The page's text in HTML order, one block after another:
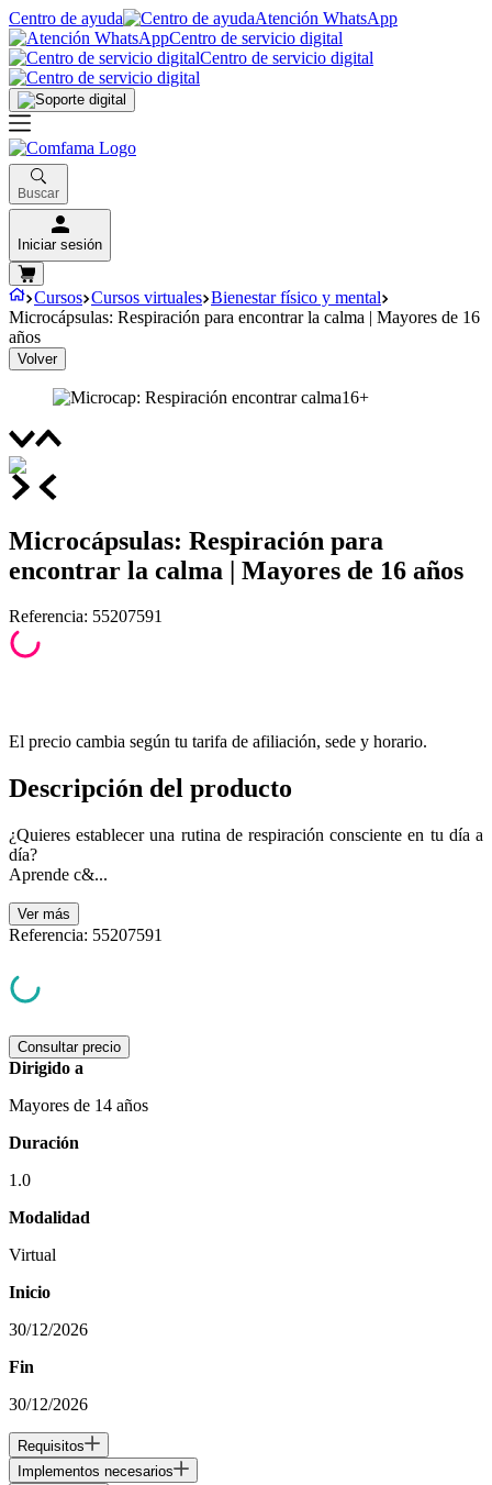
Centro de ayuda
Atención WhatsApp
Centro de servicio digital
Centro de servicio digital
Buscar
Iniciar sesión
Cursos Cursos virtuales Bienestar físico y mental
Microcápsulas: Respiración para encontrar la calma | Mayores de 16
años
Volver
Microcápsulas: Respiración para
encontrar la calma | Mayores de 16 años
Referencia: 55207591
El precio cambia según tu tarifa de afiliación, sede y horario.
Descripción del producto
¿Quieres establecer una rutina de respiración consciente en tu día a
día?
Aprende c&...
Ver más
Referencia: 55207591
Consultar precio
Dirigido a
Mayores de 14 años
Duración
1.0
Modalidad
Virtual
Inicio
30/12/2026
Fin
30/12/2026
Requisitos
Implementos necesarios